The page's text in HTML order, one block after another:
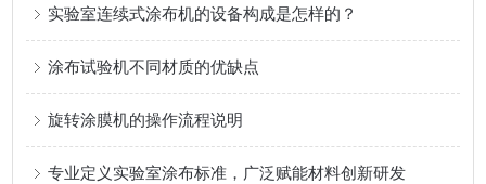
实验室连续式涂布机的设备构成是怎样的？
涂布试验机不同材质的优缺点
旋转涂膜机的操作流程说明
专业定义实验室涂布标准，广泛赋能材料创新研发